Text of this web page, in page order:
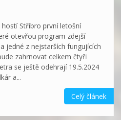
Stříbro první letošní
otevřou program zdejší
jedné z nejstarších fungujících
zahrnovat celkem čtyři
se ještě odehrají 19.5.2024
a...
Celý článek